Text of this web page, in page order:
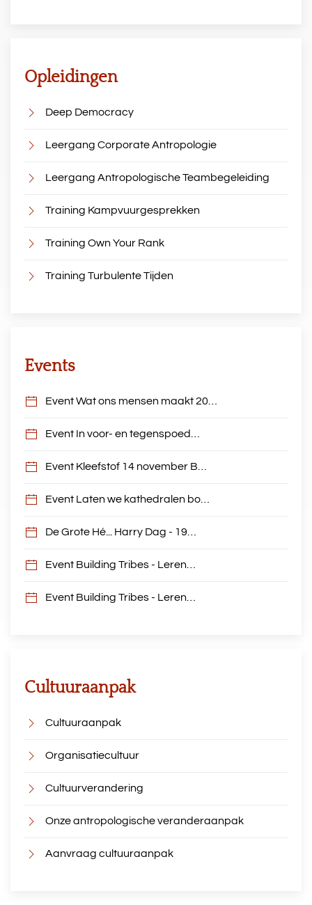
Opleidingen
Deep Democracy
Leergang Corporate Antropologie
Leergang Antropologische Teambegeleiding
Training Kampvuurgesprekken
Training Own Your Rank
Training Turbulente Tijden
Events
Event Wat ons mensen maakt 20…
Event In voor- en tegenspoed…
Event Kleefstof 14 november B…
Event Laten we kathedralen bo…
De Grote Hé... Harry Dag - 19…
Event Building Tribes - Leren…
Event Building Tribes - Leren…
Cultuuraanpak
Cultuuraanpak
Organisatiecultuur
Cultuurverandering
Onze antropologische veranderaanpak
Aanvraag cultuuraanpak